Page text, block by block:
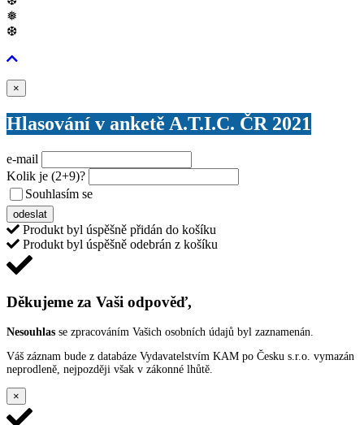
❅
❆
×
Hlasování v anketě A.T.I.C. ČR 2021
e-mail
Kolik je (2+9)?
Souhlasím se
odeslat
Produkt byl úspěšně přidán do košíku
Produkt byl úspěšně odebrán z košíku
Děkujeme za Vaši odpověď,
Nesouhlas se zpracováním Vašich osobních údajů byl zaznamenán.
Váš záznam bude z databáze Vydavatelstvím KAM po Česku s.r.o. vymazán
neprodleně, nejpozději však v zákonné lhůtě.
×